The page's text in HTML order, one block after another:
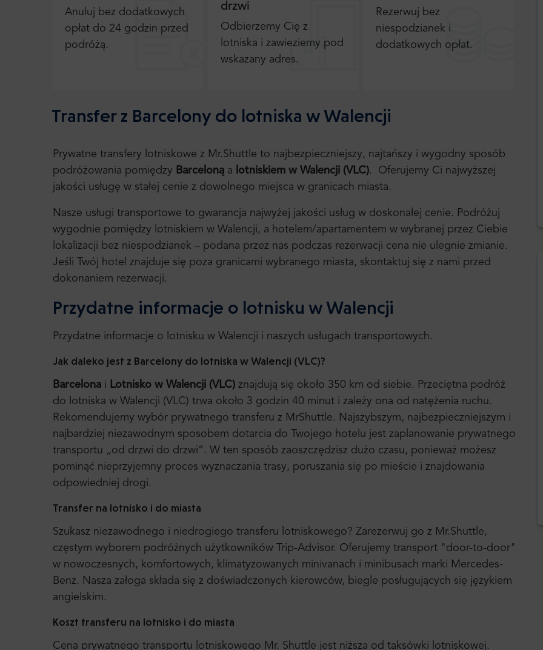
Anuluj bez dodatkowych
opłat do 24 godzin przed
podróżą.
drzwi
Odbierzemy Cię z
lotniska i zawieziemy pod
wskazany adres.
Rezerwuj bez
niespodzianek i
dodatkowych opłat.
Transfer z Barcelony do lotniska w Walencji
Prywatne transfery lotniskowe z Mr.Shuttle to najbezpieczniejszy, najtańszy i wygodny sposób
podróżowania pomiędzy Barceloną a lotniskiem w Walencji (VLC). Oferujemy Ci najwyższej
jakości usługę w stałej cenie z dowolnego miejsca w granicach miasta.
Nasze usługi transportowe to gwarancja najwyżej jakości usług w doskonałej cenie. Podróżuj
wygodnie pomiędzy lotniskiem w Walencji, a hotelem/apartamentem w wybranej przez Ciebie
lokalizacji bez niespodzianek – podana przez nas podczas rezerwacji cena nie ulegnie zmianie.
Jeśli Twój hotel znajduje się poza granicami wybranego miasta, skontaktuj się z nami przed
dokonaniem rezerwacji.
Przydatne informacje o lotnisku w Walencji
Przydatne informacje o lotnisku w Walencji i naszych usługach transportowych.
Jak daleko jest z Barcelony do lotniska w Walencji (VLC)?
Barcelona i Lotnisko w Walencji (VLC) znajdują się około 350 km od siebie. Przeciętna podróż
do lotniska w Walencji (VLC) trwa około 3 godzin 40 minut i zależy ona od natężenia ruchu.
Rekomendujemy wybór prywatnego transferu z MrShuttle. Najszybszym, najbezpieczniejszym i
najbardziej niezawodnym sposobem dotarcia do Twojego hotelu jest zaplanowanie prywatnego
transportu „od drzwi do drzwi”. W ten sposób zaoszczędzisz dużo czasu, ponieważ możesz
pominąć nieprzyjemny proces wyznaczania trasy, poruszania się po mieście i znajdowania
odpowiedniej drogi.
Transfer na lotnisko i do miasta
Szukasz niezawodnego i niedrogiego transferu lotniskowego? Zarezerwuj go z Mr.Shuttle,
częstym wyborem podróżnych użytkowników Trip-Advisor. Oferujemy transport "door-to-door"
w nowoczesnych, komfortowych, klimatyzowanych minivanach i minibusach marki Mercedes-
Benz. Nasza załoga składa się z doświadczonych kierowców, biegle posługujących się językiem
angielskim.
Koszt transferu na lotnisko i do miasta
Cena prywatnego transportu lotniskowego Mr. Shuttle jest niższa od taksówki lotniskowej.